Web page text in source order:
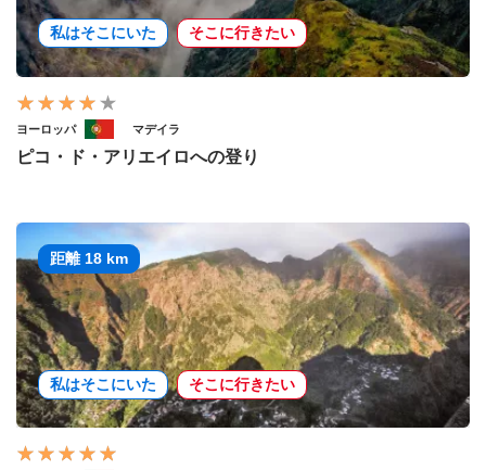
私はそこにいた そこに行きたい
ヨーロッパ マデイラ
ピコ・ド・アリエイロへの登り
距離 18 km
私はそこにいた そこに行きたい